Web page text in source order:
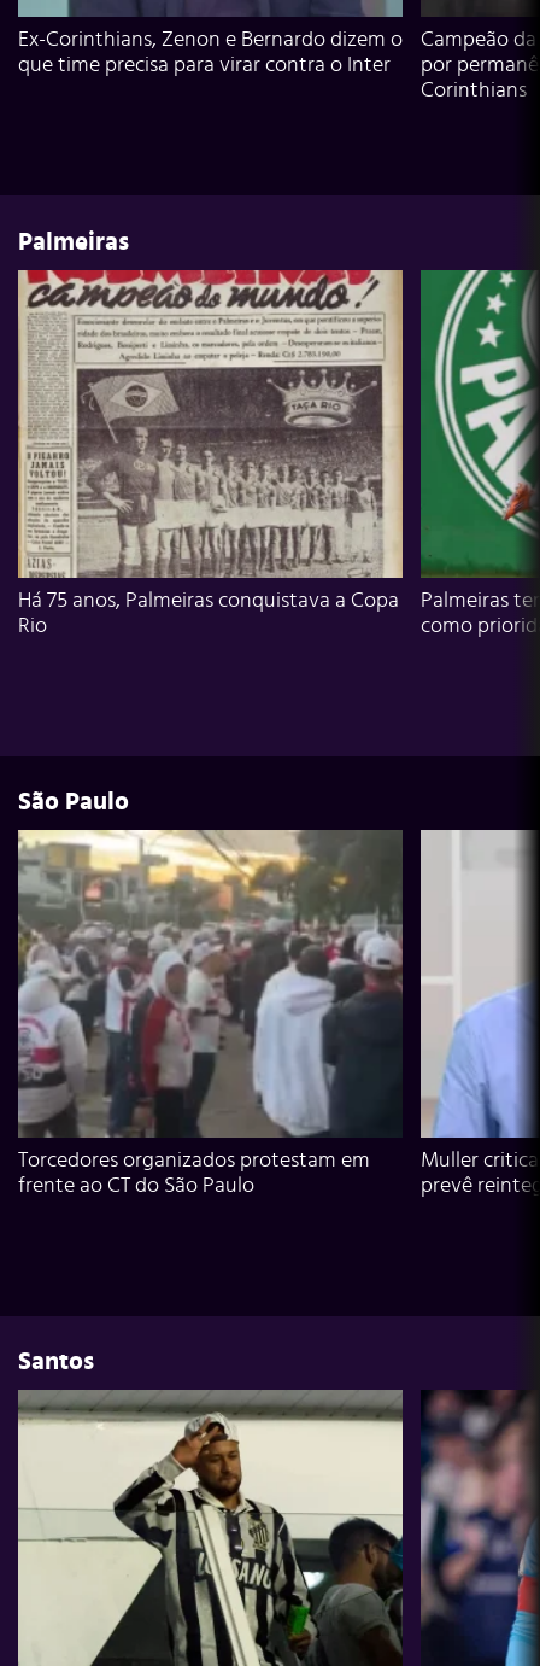
Ex-Corinthians, Zenon e Bernardo dizem o
que time precisa para virar contra o Inter
Campeão
por
Corinthians
Palmeiras
Há 75 anos, Palmeiras conquistava a Copa
Rio
Palmeiras
como
São Paulo
Torcedores organizados protestam em
frente ao CT do São Paulo
Muller
prevê
Santos